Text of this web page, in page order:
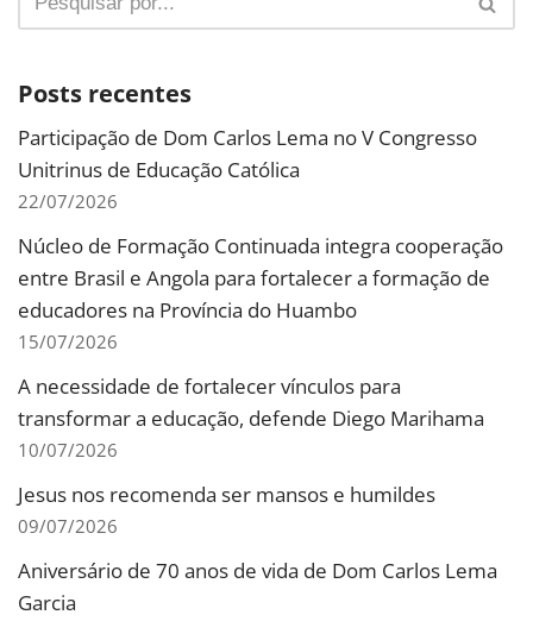
Posts recentes
Participação de Dom Carlos Lema no V Congresso
Unitrinus de Educação Católica
22/07/2026
Núcleo de Formação Continuada integra cooperação
entre Brasil e Angola para fortalecer a formação de
educadores na Província do Huambo
15/07/2026
A necessidade de fortalecer vínculos para
transformar a educação, defende Diego Marihama
10/07/2026
Jesus nos recomenda ser mansos e humildes
09/07/2026
Aniversário de 70 anos de vida de Dom Carlos Lema
Garcia